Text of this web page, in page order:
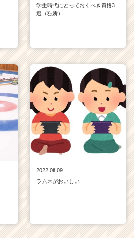
学生時代にとっておくべき資格3
選（独断）
2022.08.09
ラムネがおいしい